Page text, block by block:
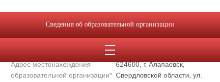
образовательной организации*
Адрес местонахождения
образовательной организации*
624600, г. Алапаевск,
Свердловской области, ул.
Сведения об образовательной организации